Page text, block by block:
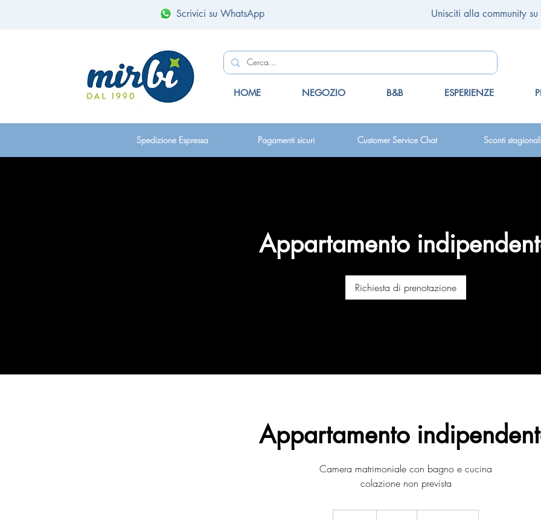
Scrivici su WhatsApp Unisciti alla community su
HOME NEGOZIO B&B ESPERIENZE
Spedizione Espressa Pagamenti sicuri Customer Service Chat Sconti
Appartamento
Richiesta di prenotazione
Appartamento
Camera matrimoniale con bagno e cucina
colazione non prevista